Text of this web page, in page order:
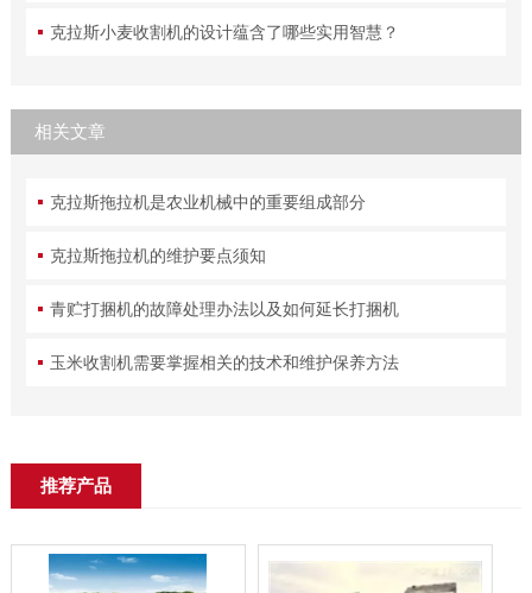
克拉斯小麦收割机的设计蕴含了哪些实用智慧？
相关文章
克拉斯拖拉机是农业机械中的重要组成部分
克拉斯拖拉机的维护要点须知
青贮打捆机的故障处理办法以及如何延长打捆机
玉米收割机需要掌握相关的技术和维护保养方法
推荐产品